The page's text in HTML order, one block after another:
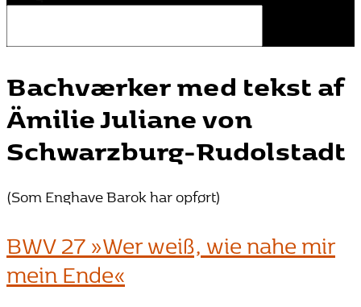
Bachværker med tekst af
Ämilie Juliane von
Schwarzburg-Rudolstadt
(Som Enghave Barok har opført)
BWV 27 »Wer weiß, wie nahe mir
mein Ende«